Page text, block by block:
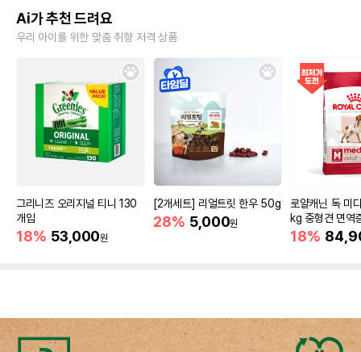
Ai가 추천 드려요
우리 아이를 위한 맞춤 취향 저격 상품
그리니즈 오리지널 티니 130
개입
18% 53,000원
[2개세트] 리얼트릿 한우 50g
28% 5,000원
로얄캐닌 독 미
kg 중형견 면역
18%